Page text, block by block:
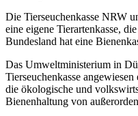
Die Tierseuchenkasse NRW
eine eigene Tierartenkasse,
Bundesland hat eine
Das Umweltministerium in
Tierseuchenkasse
die ökologische und
Bienenhaltung von